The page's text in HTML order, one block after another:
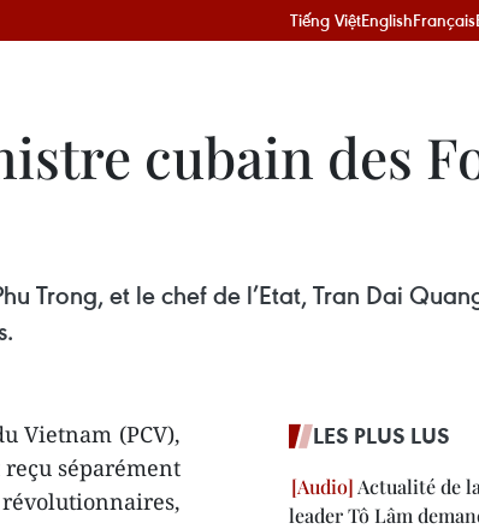
Tiếng ViệtEnglishFrançais
cubain des
Trong, et le chef de l’Etat, Tran Dai
Vietnam (PCV),
séparément
LES PLUS LUS
Actualité de
leader Tô Lâm